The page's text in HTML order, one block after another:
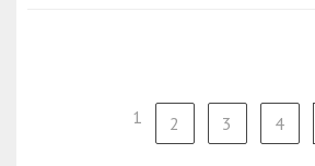
1 2 3 4